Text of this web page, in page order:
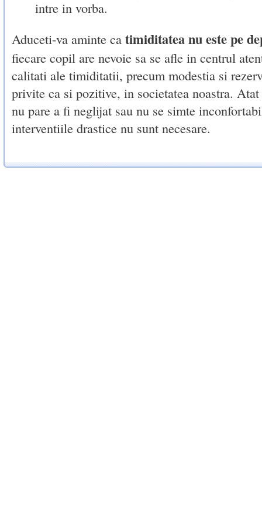
intre in vorba.
Aduceti-va aminte ca timiditatea nu este pe
fiecare copil are nevoie sa se afle in centrul
calitati ale timiditatii, precum modestia si
privite ca si pozitive, in societatea noastra.
nu pare a fi neglijat sau nu se simte
interventiile drastice nu sunt necesare.